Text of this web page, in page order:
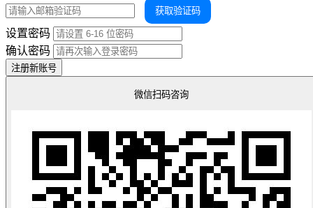
获取验证码
设置密码
确认密码
注册新账号
微信扫码咨询